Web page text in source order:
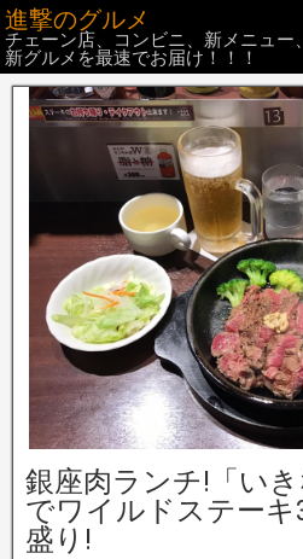
進撃のグルメ
チェーン店、コンビニ、新メニュ
新グルメを最速でお届け！！！
銀座肉ランチ!「いき
でワイルドステーキ
盛り!